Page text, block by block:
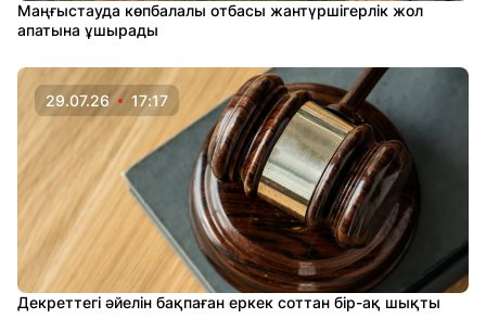
Маңғыстауда көпбалалы отбасы жантүршігерлік жол
апатына ұшырады
29.07.26 17:17
Декреттегі әйелін бақпаған еркек соттан бір-ақ шықты